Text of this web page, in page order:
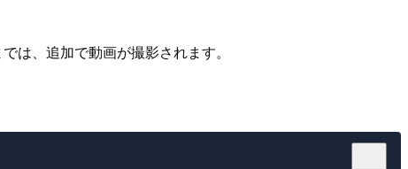
は、追加で動画が撮影されます。